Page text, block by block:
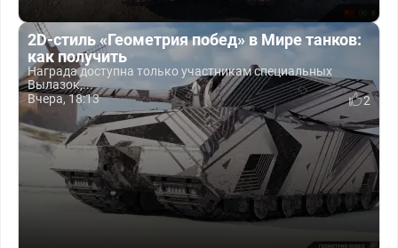
2D-стиль «Геометрия побед» в Мире танков:
как получить
Награда доступна только участникам специальных
Вылазок,...
Вчера, 18:13
2